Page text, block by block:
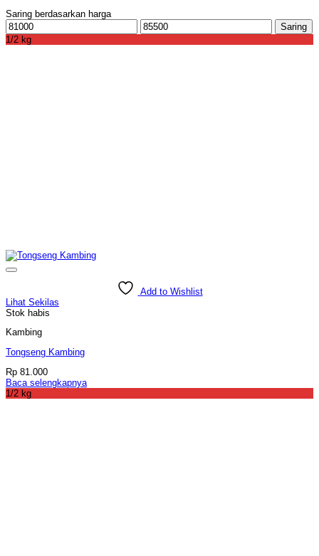
Saring berdasarkan harga
Harga
terendah
Harga
tertinggi
Saring
1/2 kg
Add to Wishlist
Lihat Sekilas
Stok habis
Kambing
Tongseng Kambing
Rp 81.000
Baca selengkapnya
1/2 kg